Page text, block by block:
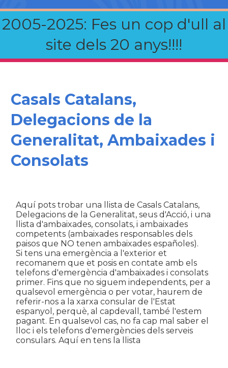
2005-2025: Fes un cop d'ull al
site dels 20 anys!!!!
Casals Catalans,
Delegacions de la
Generalitat, Ambaixades i
Consolats
Aquí pots trobar una llista de Casals Catalans,
Delegacions de la Generalitat, seus d'Acció, i una
llista d'ambaixades, consolats, i ambaixades
competents (ambaixades responsables dels
paisos que NO tenen ambaixades españoles).
Si tens una emergència a l'exterior et
recomanem que et posis en contate amb els
telefons d'emergència d'ambaixades i consolats
primer. Fins que no siguem independents, per a
qualsevol emergència o per votar, haurem de
referir-nos a la xarxa consular de l'Estat
espanyol, perquè, al capdevall, també l'estem
pagant. En qualsevol cas, no fa cap mal saber el
lloc i els telefons d'emergències dels serveis
consulars. Aquí en tens la llista